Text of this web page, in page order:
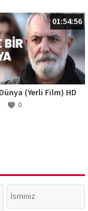
01:54:56
(Yerli Film) HD
0